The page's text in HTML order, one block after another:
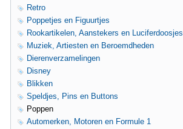
Retro
Poppetjes en Figuurtjes
Rookartikelen, Aanstekers en Luciferdoosjes
Muziek, Artiesten en Beroemdheden
Dierenverzamelingen
Disney
Blikken
Speldjes, Pins en Buttons
Poppen
Automerken, Motoren en Formule 1